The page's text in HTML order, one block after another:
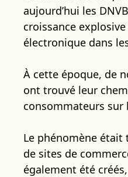
aujourd’hui les
croissance
électronique dans
À cette époque, de
ont trouvé leur
consommateurs sur
Le phénomène était
de sites de
également été